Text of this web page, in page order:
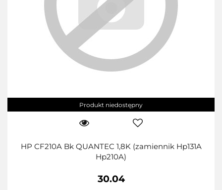
Produkt niedostępny
HP CF210A Bk QUANTEC 1,8K (zamiennik Hp131A
Hp210A)
30.04